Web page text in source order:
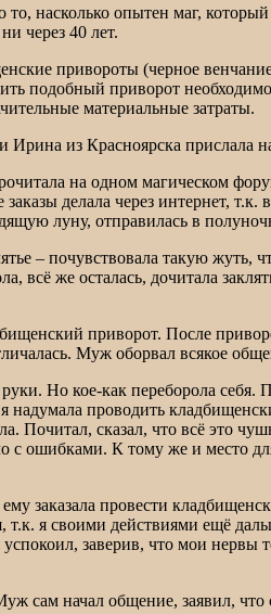
то, насколько опытен маг,
через 40 лет.
привороты (черное
подобный приворот
материальные затраты.
из Красноярска прислала
на одном магическом
делала через интернет,
луну, отправилась в
– почувствовала такую жуть,
всё же осталась, дочитала
приворот. После
Муж оборвал всякое
Но кое-как переборола себя.
проводить
Почитал, сказал, что всё это
с ошибками. К тому же и место
заказала провести
т.к. я своими действиями ещё
заверив, что мои нервы
сам начал общение, заявил,